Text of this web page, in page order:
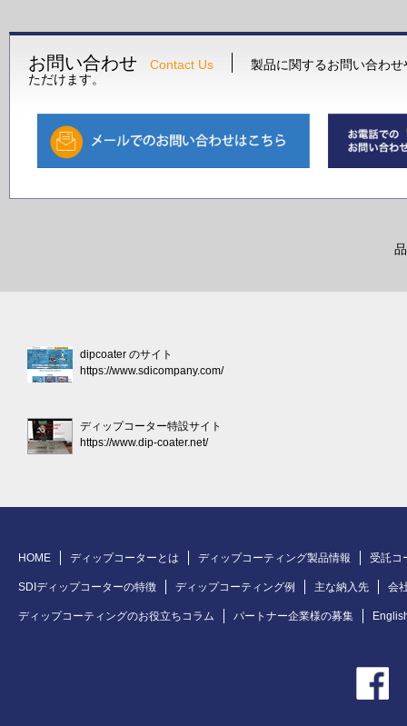
お問い合わせ Contact Us
製品に関するお問い合わ
ただけます。
dipcoater のサイト
https://www.sdicompany.com/
ディップコーター特設サイト
https://www.dip-coater.net/
HOME ディップコーターとは ディップコーティング製品情報 受託コ
SDIディップコーターの特徴 ディップコーティング例 主な納入先 会
ディップコーティングのお役立ちコラム パートナー企業様の募集